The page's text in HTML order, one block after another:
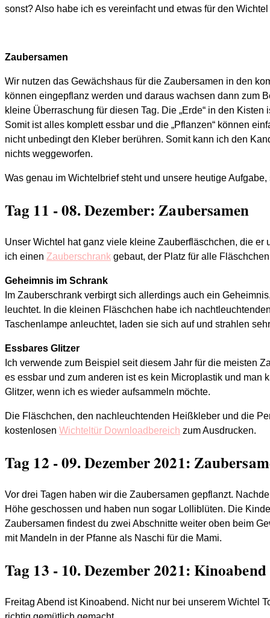
sonst? Also habe ich es vereinfacht und etwas für den
Zaubersamen
Wir nutzen das Gewächshaus für die Zaubersamen in den
können eingepflanz werden und daraus wachsen dann zum
kleine Überraschung für diesen Tag. Die „Erde“ in den
Somit ist alles komplett essbar und die „Pflanzen“ können
nicht unbedingt den Kleber berühren. Somit kann ich den
nichts weggeworfen.
Was genau im Wichtelbrief steht und unsere heutige
Tag 11 - 08. Dezember: Zaubersamen
Unser Wichtel hat ganz viele kleine Zauberfläschchen, die
ich einen Zauberschrank gebaut, der Platz für alle
Geheimnis im Schrank
Im Zauberschrank verbirgt sich allerdings auch ein
leuchtet. In die kleinen Fläschchen habe ich
Taschenlampe anleuchtet, laden sie sich auf und strahlen
Essbares Glitzer
Ich verwende zum Beispiel seit diesem Jahr für die meisten
es essbar und zum anderen ist es kein Microplastik und
Glitzer, wenn ich es wieder aufsammeln möchte.
Die Fläschchen, den nachleuchtenden Heißkleber und die
kostenlosen Wichteltür Downloadbereich zum Ausdrucken.
Tag 12 - 09. Dezember 2021:
Vor drei Tagen haben wir die Zaubersamen gepflanzt.
Höhe geschossen und haben nun sogar Lolliblüten. Die
Zaubersamen findest du zwei Abschnitte weiter oben beim
mit Mandeln in der Pfanne als Naschi für die Mami.
Tag 13 - 10. Dezember 2021: Kinoabend
Freitag Abend ist Kinoabend. Nicht nur bei unserem Wichtel